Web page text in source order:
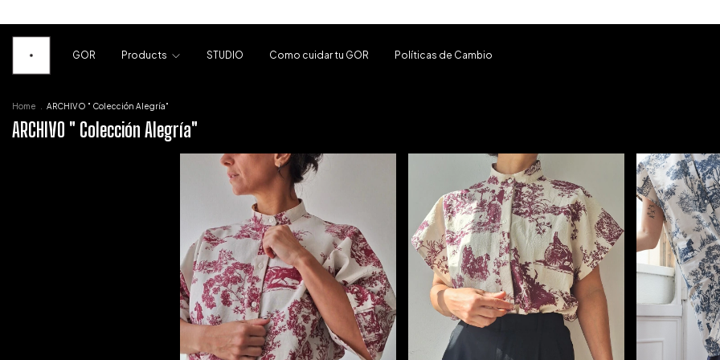
GOR Products STUDIO Como cuidar tu GOR Políticas de Cambio
Home ARCHIVO " Colección Alegría"
ARCHIVO " Colección Alegría"